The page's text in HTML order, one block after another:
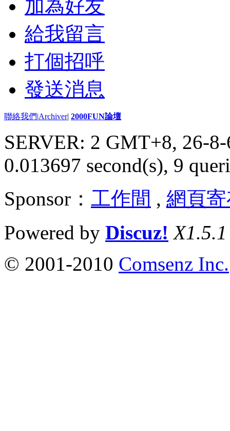
加為好友
給我留言
打個招呼
發送消息
聯絡我們|Archiver| 2000FUN論壇
SERVER: 2 GMT+8, 26-
0.013697 second(s), 9
Sponsor： 工作間 , 網頁
Powered by Discuz! X1.5.1
© 2001-2010 Comsenz Inc.